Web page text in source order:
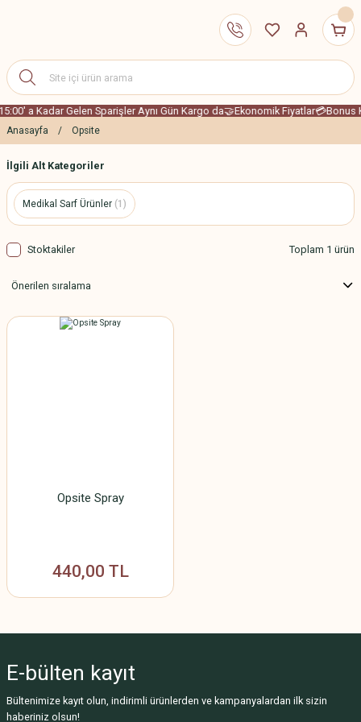
a Kadar Gelen Sparişler Aynı Gün Kargo da🤝Ekonomik Fiyatlar💳Bonus
Anasayfa Opsite
İlgili Alt Kategoriler
Medikal Sarf Ürünler (1)
Stoktakiler Toplam 1 ürün
Opsite Spray
440,00 TL
E-bülten kayıt
Bültenimize kayıt olun, indirimli ürünlerden ve kampanyalardan ilk sizin
haberiniz olsun!